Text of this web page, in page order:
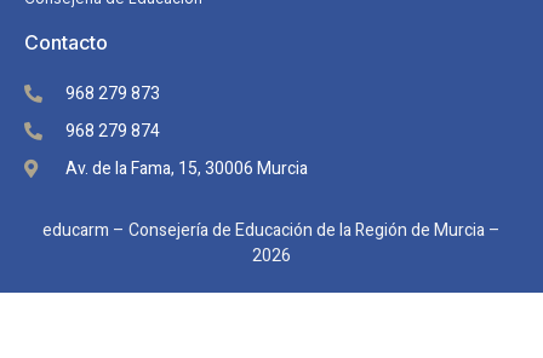
Contacto
968 279 873
968 279 874
Av. de la Fama, 15, 30006 Murcia
educarm – Consejería de Educación de la Región de Murcia –
2026